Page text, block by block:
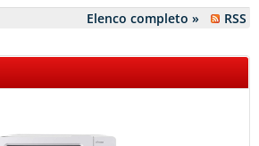
Elenco completo »
RSS